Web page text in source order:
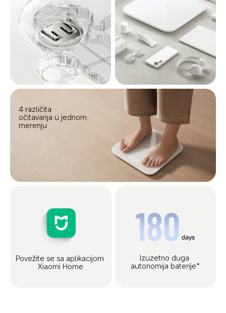
4 različita
očitavanja u jednom
merenju
Povežite se sa aplikacijom
Xiaomi Home
Izuzetno duga
autonomija baterije*